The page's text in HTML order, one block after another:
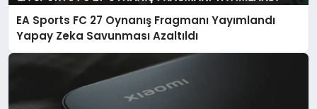
EA Sports FC 27 Oynanış Fragmanı Yayımlandı
Yapay Zeka Savunması Azaltıldı